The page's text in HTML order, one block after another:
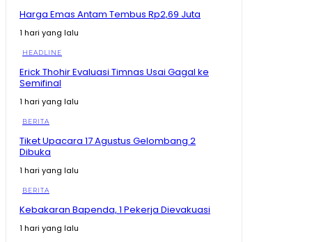
Ahli Presiden Dicecar Hakim MK Soal Arah APBN untuk
25:59
Apakah Maatnya Sampai ke Rakyat?
12:37
Bikin Amran Salut! Banyak Maba Undip Ternyata
Sudah Jadi Bibit Pengusaha
Bagaimana Rasanya? Prabowo Cicipi Kripik Ubi Ungu
di Stand BRIN
Mahasiswa 2 Tahun? Awalnya Cuma Dengar Curhat
Harga Emas Antam Tembus Rp2,69 Juta
1 hari yang lalu
HEADLINE
Erick Thohir Evaluasi Timnas Usai Gagal ke
Semifinal
1 hari yang lalu
BERITA
Tiket Upacara 17 Agustus Gelombang 2
Dibuka
1 hari yang lalu
BERITA
Kebakaran Bapenda, 1 Pekerja Dievakuasi
1 hari yang lalu